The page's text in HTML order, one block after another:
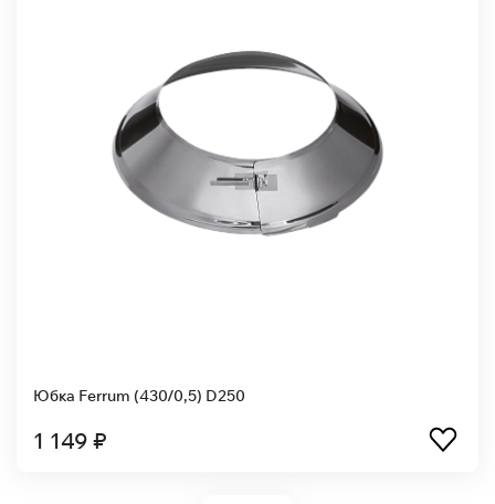
Юбка Ferrum (430/0,5) D250
1 149 ₽